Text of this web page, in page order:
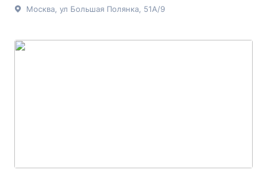
Москва, ул Большая Полянка, 51А/9